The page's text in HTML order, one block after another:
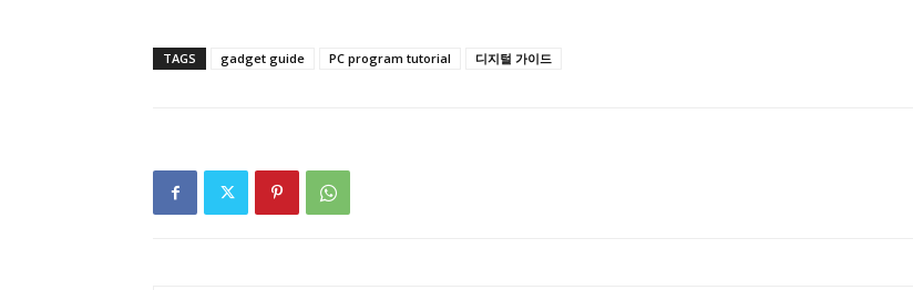
TAGS gadget guide PC program tutorial 디지털 가이드